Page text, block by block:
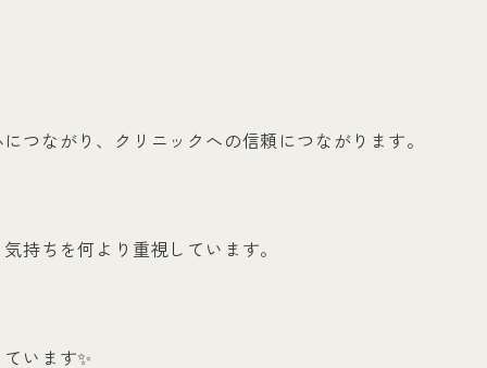
つながり、クリニックへの信頼につながります。
持ちを何より重視しています。
います✨